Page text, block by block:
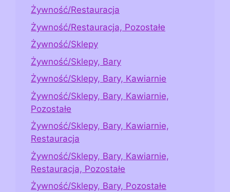
Żywność/Restauracja
Żywność/Restauracja, Pozostałe
Żywność/Sklepy
Żywność/Sklepy, Bary
Żywność/Sklepy, Bary, Kawiarnie
Żywność/Sklepy, Bary, Kawiarnie,
Pozostałe
Żywność/Sklepy, Bary, Kawiarnie,
Restauracja
Żywność/Sklepy, Bary, Kawiarnie,
Restauracja, Pozostałe
Żywność/Sklepy, Bary, Pozostałe